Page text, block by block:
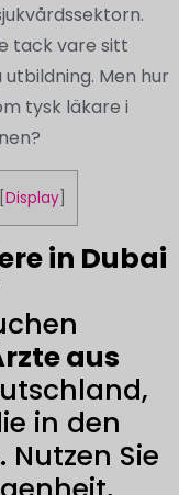
tack vare sitt
Men hur
tysk läkare i
Display]
in Dubai
aus
in den
Sie